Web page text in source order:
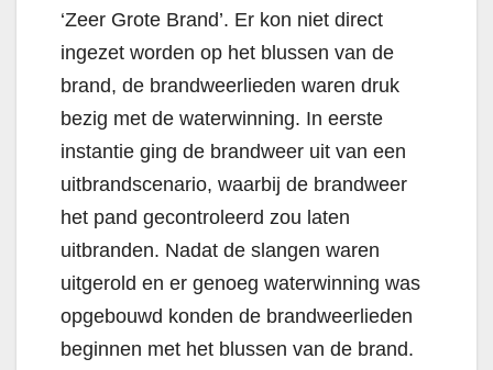
‘Zeer Grote Brand’. Er kon niet direct
ingezet worden op het blussen van de
brand, de brandweerlieden waren druk
bezig met de waterwinning. In eerste
instantie ging de brandweer uit van een
uitbrandscenario, waarbij de brandweer
het pand gecontroleerd zou laten
uitbranden. Nadat de slangen waren
uitgerold en er genoeg waterwinning was
opgebouwd konden de brandweerlieden
beginnen met het blussen van de brand.